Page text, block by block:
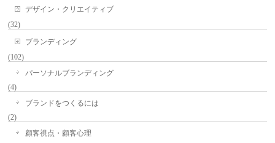
デザイン・クリエイティブ
(32)
ブランディング
(102)
パーソナルブランディング
(4)
ブランドをつくるには
(2)
顧客視点・顧客心理